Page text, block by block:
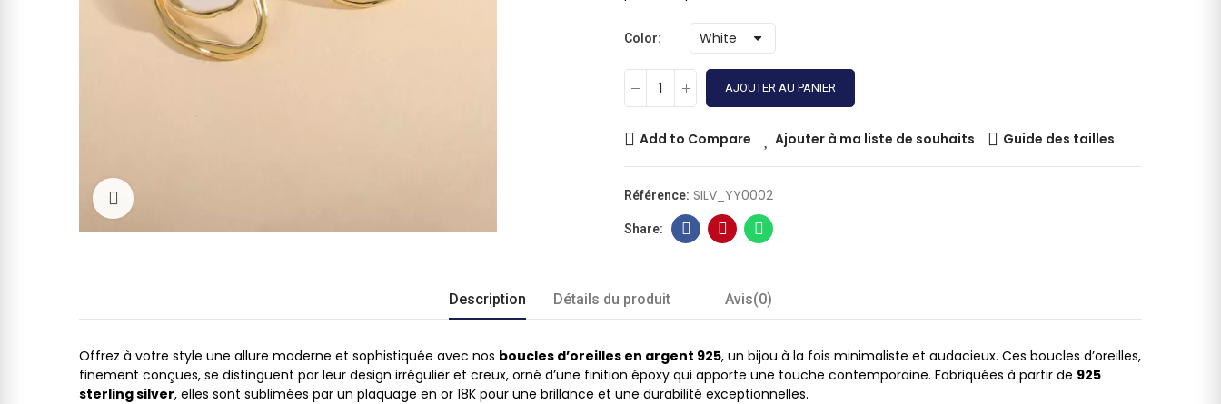
Color
AJOUTER AU PANIER
Add to Compare Ajouter à ma liste de souhaits Guide des tailles
Référence: SILV_YY0002
Description Détails du produit Avis(0)
Offrez à votre style une allure moderne et sophistiquée avec nos boucles d’oreilles en argent 925, un bijou à la fois minimaliste et audacieux. Ces boucles d’oreilles,
finement conçues, se distinguent par leur design irrégulier et creux, orné d’une finition époxy qui apporte une touche contemporaine. Fabriquées à partir de 925
sterling silver, elles sont sublimées par un plaquage en or 18K pour une brillance et une durabilité exceptionnelles.